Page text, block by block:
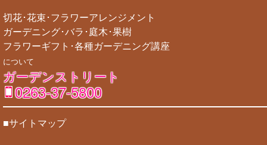
切花･花束･フラワーアレンジメント
ガーデニング･バラ･庭木･果樹
フラワーギフト･各種ガーデニング講座
について
ガーデンストリート
0263-37-5800
■サイトマップ